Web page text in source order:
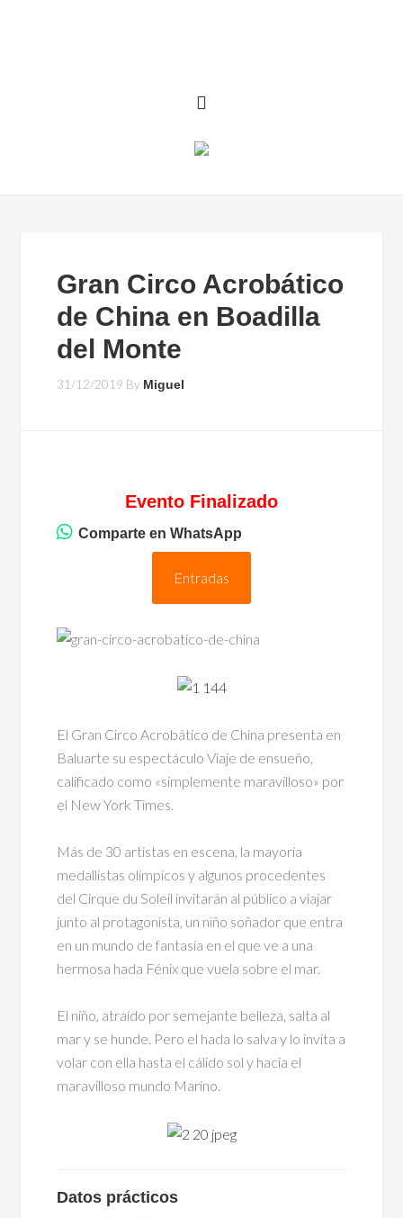
Gran Circo Acrobático
de China en Boadilla
del Monte
31/12/2019 By Miguel
Evento Finalizado
Comparte en WhatsApp
Entradas
El Gran Circo Acrobático de China presenta en
Baluarte su espectáculo Viaje de ensueño,
calificado como «simplemente maravilloso» por
el New York Times.
Más de 30 artistas en escena, la mayoría
medallistas olímpicos y algunos procedentes
del Cirque du Soleil invitarán al público a viajar
junto al protagonista, un niño soñador que entra
en un mundo de fantasía en el que ve a una
hermosa hada Fénix que vuela sobre el mar.
El niño, atraído por semejante belleza, salta al
mar y se hunde. Pero el hada lo salva y lo invita a
volar con ella hasta el cálido sol y hacia el
maravilloso mundo Marino.
Datos prácticos